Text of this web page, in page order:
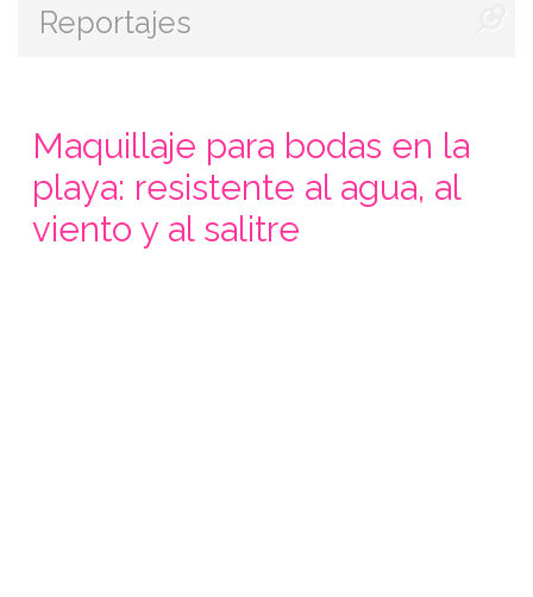
Reportajes
Maquillaje para bodas en la
playa: resistente al agua, al
viento y al salitre